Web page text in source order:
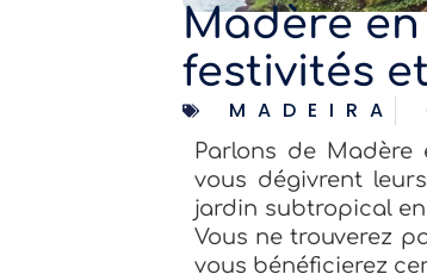
Madère
festivités
MADEIRA
Parlons de Madère
vous dégivrent
jardin subtropical en
Vous ne trouverez
vous bénéficierez